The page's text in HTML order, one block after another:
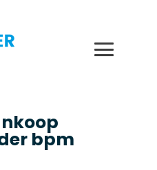
bpm